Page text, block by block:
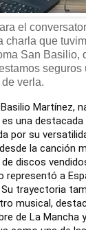
el
charla que
San Basilio,
verla.
Martínez,
es una
por su
la canción
discos
representó a
trayectoria
musical,
de La Mancha